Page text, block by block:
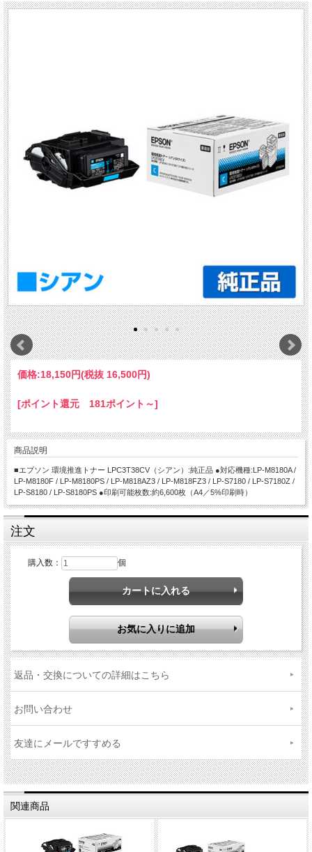
価格:18,150円(税抜 16,500円)
[ポイント還元 181ポイント～]
商品説明
■エプソン 環境推進トナー LPC3T38CV（シアン）:純正品 ●対応機種:LP-M8180A /
LP-M8180F / LP-M8180PS / LP-M818AZ3 / LP-M818FZ3 / LP-S7180 / LP-S7180Z /
LP-S8180 / LP-S8180PS ●印刷可能枚数:約6,600枚（A4／5%印刷時）
注文
購入数： 個
返品・交換についての詳細はこちら
お問い合わせ
友達にメールですすめる
関連商品